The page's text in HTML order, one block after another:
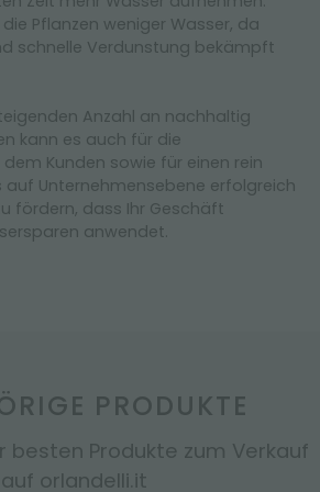
Pflanzen weniger Wasser, da
schnelle Verdunstung bekämpft
Anzahl an nachhaltig
kann es auch für die
Kunden sowie für einen rein
auf Unternehmensebene erfolgreich
fördern, dass Ihr Geschäft
anwendet.
PRODUKTE
besten Produkte zum Verkauf
auf orlandelli.it